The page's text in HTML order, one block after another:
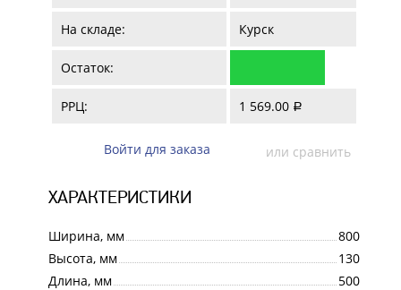
На складе: Курск
Остаток:
РРЦ: 1 569.00 a
Войти для заказа или сравнить
ХАРАКТЕРИСТИКИ
Ширина, мм
800
Высота, мм
130
Длина, мм
500